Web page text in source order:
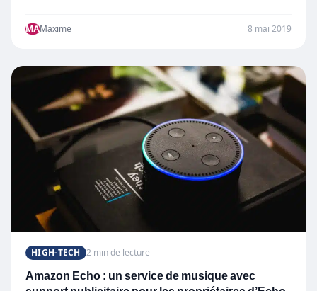
MAMaxime 8 mai 2019
HIGH-TECH 2 min de lecture
Amazon Echo : un service de musique avec